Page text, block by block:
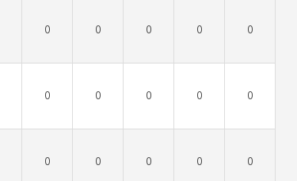
0 0 0 0 0
0 0 0 0 0
0 0 0 0 0